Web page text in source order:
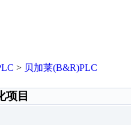
> 贝加莱(B&R)PLC
项目